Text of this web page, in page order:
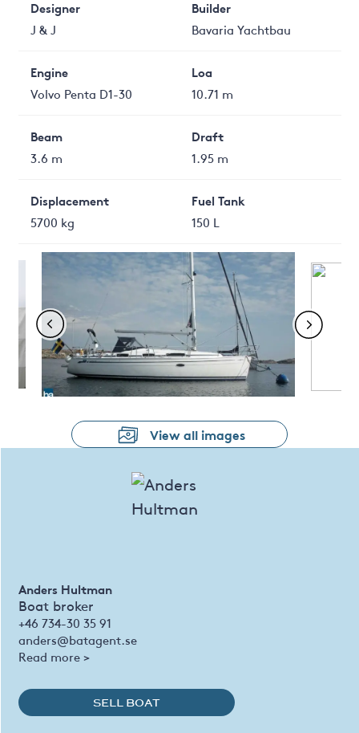
Designer
J & J
Builder
Bavaria Yachtbau
Engine
Volvo Penta D1-30
Loa
10.71 m
Beam
3.6 m
Draft
1.95 m
Displacement
5700 kg
Fuel Tank
150 L
View all images
Anders Hultman
Boat broker
+46 734-30 35 91
anders@batagent.se
Read more >
SELL BOAT